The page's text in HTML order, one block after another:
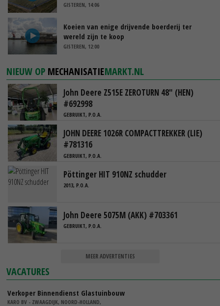
GISTEREN, 14:06
Koeien van enige drijvende boerderij ter
wereld zijn te koop
GISTEREN, 12:00
NIEUW OP MECHANISATIEMARKT.NL
John Deere Z515E ZEROTURN 48" (HEN)
#692998
GEBRUIKT, P.O.A.
JOHN DEERE 1026R COMPACTTREKKER (LIE)
#781316
GEBRUIKT, P.O.A.
Pöttinger HIT 910NZ schudder
2013, P.O.A.
John Deere 5075M (AKK) #703361
GEBRUIKT, P.O.A.
MEER ADVERTENTIES
VACATURES
Verkoper Binnendienst Glastuinbouw
KARO BV - ZWAAGDIJK, NOORD-HOLLAND,